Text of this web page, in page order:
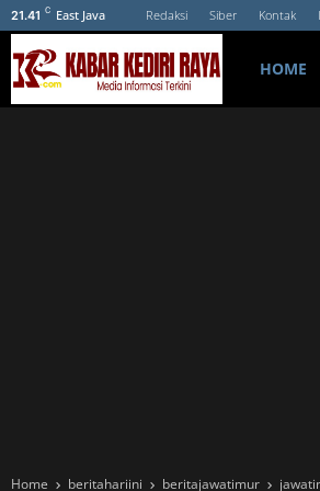
21.41 C East Java Redaksi Siber Kontak
HOME
Home beritahariini beritajawatimur